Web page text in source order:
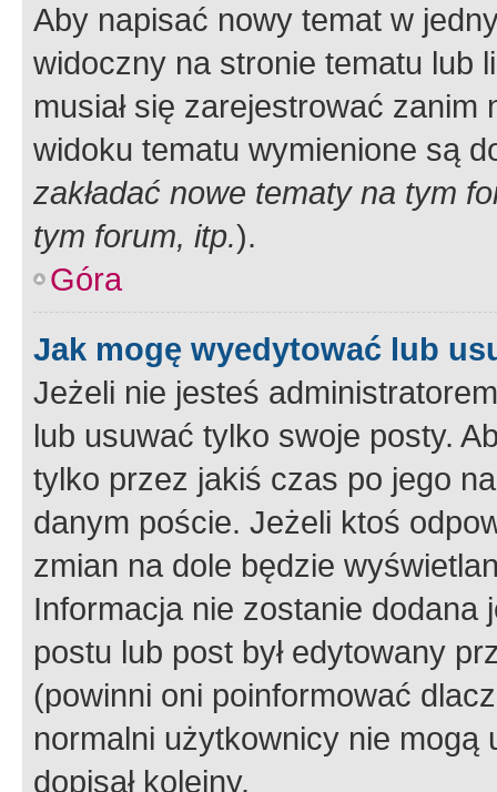
Aby napisać nowy temat w
widoczny na stronie tematu lub
musiał się zarejestrować
widoku tematu wymienione są
zakładać nowe tematy na tym
tym forum, itp.).
Góra
Jak mogę wyedytować lub
Jeżeli nie jesteś
lub usuwać tylko swoje posty.
tylko przez jakiś czas po jego
danym poście. Jeżeli ktoś
zmian na dole będzie
Informacja nie zostanie dodana
postu lub post był edytowany
(powinni oni poinformować
normalni użytkownicy nie
dopisał kolejny.